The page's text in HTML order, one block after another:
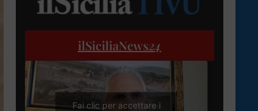
ilSiciliaNews24
Fai clic per accettare i